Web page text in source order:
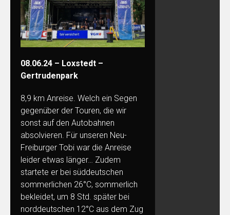
08.06.24 – Loxstedt –
Gertrudenpark
8,9 km Anreise. Welch ein Segen
gegenüber der Touren, die wir
sonst auf den Autobahnen
absolvieren. Für unseren Neu-
Freiburger Tobi war die Anreise
leider etwas länger… Zudem
startete er bei süddeutschen
sommerlichen 26°C, sommerlich
bekleidet, um 8 Std. später bei
norddeutschen 12°C aus dem Zug